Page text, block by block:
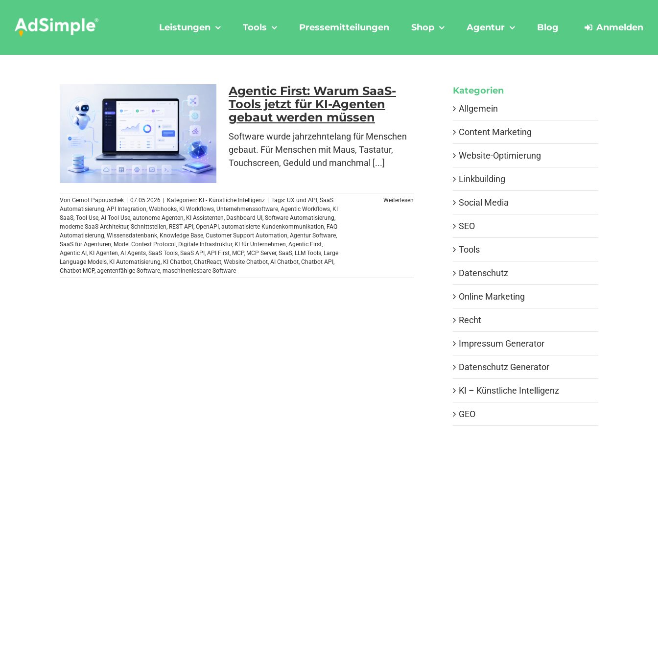
content
Leistungen Tools Pressemitteilungen Shop Agentur Blog Anmelden
Agentic First: Warum SaaS-
Tools jetzt für KI-Agenten
gebaut werden müssen
Software wurde jahrzehntelang für Menschen
gebaut. Für Menschen mit Maus, Tastatur,
Touchscreen, Geduld und manchmal [...]
Von Gernot Papouschek 07.05.2026 Kategorien: KI - Künstliche Intelligenz Tags: UX und API , SaaS
Automatisierung, API Integration, Webhooks, KI Workflows, Unternehmenssoftware, Agentic Workflows, KI
SaaS, Tool Use, AI Tool Use, autonome Agenten, KI Assistenten, Dashboard UI , Software Automatisierung,
moderne SaaS Architektur, Schnittstellen, REST API , OpenAPI , automatisierte Kundenkommunikation, FAQ
Automatisierung, Wissensdatenbank, Knowledge Base, Customer Support Automation, Agentur Software,
SaaS für Agenturen, Model Context Protocol , Digitale Infrastruktur, KI für Unternehmen, Agentic First,
Agentic AI , KI Agenten, AI Agents, SaaS Tools, SaaS API , API First, MCP, MCP Server, SaaS, LLM Tools, Large
Language Models, KI Automatisierung, KI Chatbot, ChatReact, Website Chatbot, AI Chatbot, Chatbot API ,
Chatbot MCP, agentenfähige Software, maschinenlesbare Software
Weiterlesen
Kategorien
Allgemein
Content Marketing
Website-Optimierung
Linkbuilding
Social Media
SEO
Tools
Datenschutz
Online Marketing
Recht
Impressum Generator
Datenschutz Generator
KI – Künstliche Intelligenz
GEO